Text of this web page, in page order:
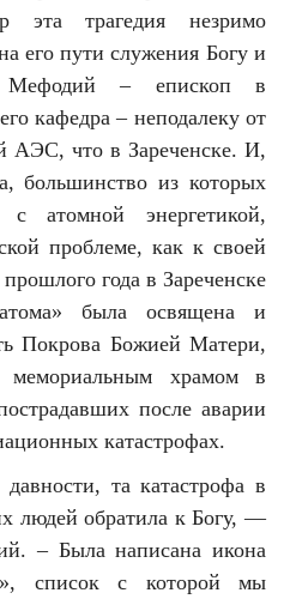
трагедия незримо
его пути служения Богу и
– епископ в
кафедра – неподалеку от
АЭС, что в Зареченске. И,
большинство из которых
атомной энергетикой,
проблеме, как к своей
года в Зареченске
была освящена и
Покрова Божией Матери,
храмом в
после аварии
катастрофах.
та катастрофа в
людей обратила к Богу, —
– Была написана икона
список с которой мы